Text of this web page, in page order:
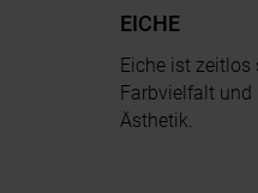
EICHE
Eiche ist zeitlos
Farbvielfalt und
Ästhetik.